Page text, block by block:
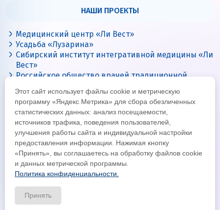
НАШИ ПРОЕКТЫ
Медицинский центр «Ли Вест»
Усадьба «Лузарина»
Сибирский институт интегративной медицины «Ли
Вест»
Российское общество врачей традиционной
Цигун с Ли Вест
© Все права защищены 2026
Официальный интернет-сайт корпорации «Ли Вест»
Политика конфиденциальности и обработки данных
Этот сайт использует файлы cookie и метрическую
программу «Яндекс Метрика» для сбора обезличенных
статистических данных: анализ посещаемости,
источников трафика, поведения пользователей,
улучшения работы сайта и индивидуальной настройки
предоставления информации. Нажимая кнопку
«Принять», вы соглашаетесь на обработку файлов cookie
и данных метрической программы.
Политика конфиденциальности.
Принять